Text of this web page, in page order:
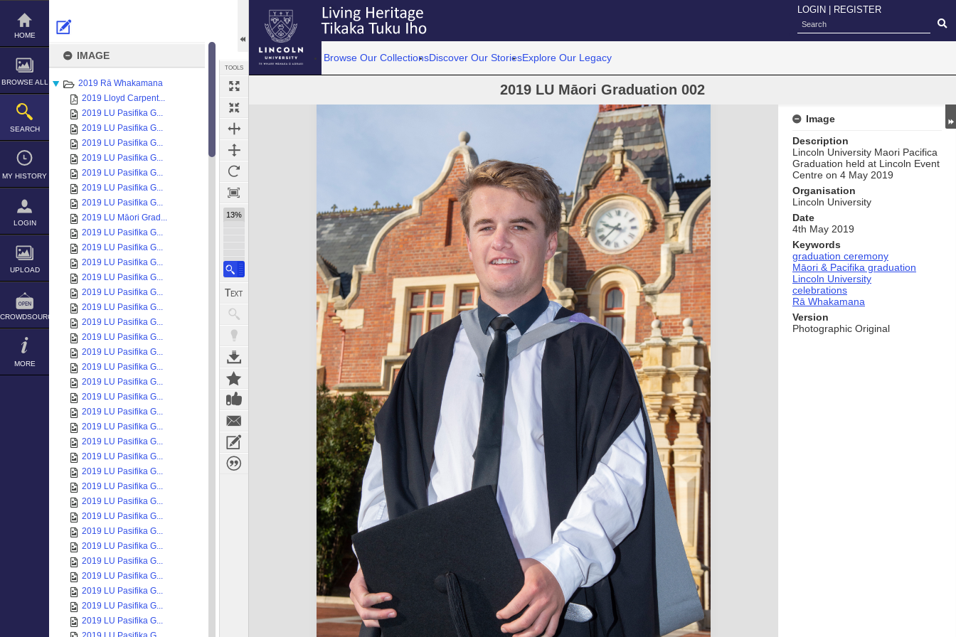
Skip
content
HOME
BROWSE ALL
SEARCH
MY HISTORY
LOGIN
UPLOAD
CROWDSOURCE
MORE
IMAGE
2019 Rā Whakamana
2019 Lloyd Carpent...
2019 LU Pasifika G...
2019 LU Pasifika G...
2019 LU Pasifika G...
2019 LU Pasifika G...
2019 LU Pasifika G...
2019 LU Pasifika G...
2019 LU Pasifika G...
2019 LU Māori Grad...
2019 LU Pasifika G...
2019 LU Pasifika G...
2019 LU Pasifika G...
2019 LU Pasifika G...
2019 LU Pasifika G...
2019 LU Pasifika G...
2019 LU Pasifika G...
2019 LU Pasifika G...
2019 LU Pasifika G...
2019 LU Pasifika G...
2019 LU Pasifika G...
2019 LU Pasifika G...
2019 LU Pasifika G...
2019 LU Pasifika G...
2019 LU Pasifika G...
2019 LU Pasifika G...
2019 LU Pasifika G...
2019 LU Pasifika G...
2019 LU Pasifika G...
2019 LU Pasifika G...
2019 LU Pasifika G...
2019 LU Pasifika G...
2019 LU Pasifika G...
2019 LU Pasifika G...
2019 LU Pasifika G...
2019 LU Pasifika G...
2019 LU Pasifika G...
TOOLS
13%
LOGIN REGISTER
Browse Our CollectionsDiscover Our StoriesExplore Our Legacy
2019 LU Māori Graduation 002
Expand/collapse
Image
Description
Lincoln University Maori Pacifica
Graduation held at Lincoln Event
Centre on 4 May 2019
Organisation
Lincoln University
Date
4th May 2019
Keywords
graduation ceremony
Māori & Pacifika graduation
Lincoln University
celebrations
Rā Whakamana
Version
Photographic Original